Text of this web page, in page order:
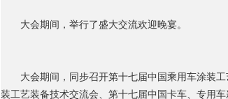
大会期间，举行了盛大交流欢迎晚宴。
大会期间，同步召开第十七届中国乘用车涂装
装工艺装备技术交流会、第十七届中国卡车、专用